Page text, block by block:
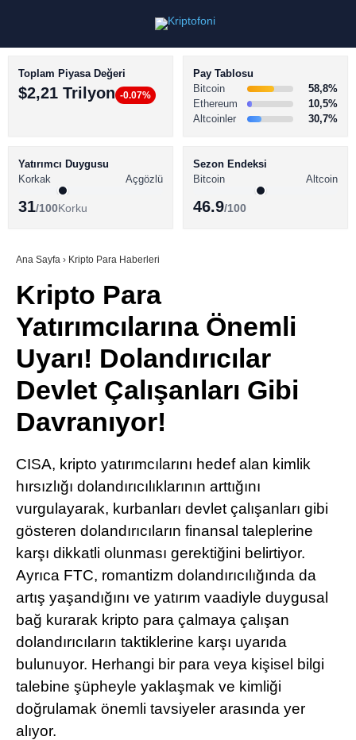
TikTok
Telegram
BİTCOİN HABERLERİ
ALTCOİN HABERLERİ
SÖZLÜK
Toplam Piyasa Değeri
$2,21 Trilyon -0.07%
Pay Tablosu
Bitcoin
58,8%
Ethereum
10,5%
Altcoinler
30,7%
Yatırımcı Duygusu
Korkak
Açgözlü
31/100Korku
Sezon Endeksi
Bitcoin
Altcoin
46.9/100
Ana Sayfa › Kripto Para Haberleri
Kripto Para
Yatırımcılarına Önemli
Uyarı! Dolandırıcılar
Devlet Çalışanları Gibi
Davranıyor!
CISA, kripto yatırımcılarını hedef alan kimlik
hırsızlığı dolandırıcılıklarının arttığını
vurgulayarak, kurbanları devlet çalışanları gibi
gösteren dolandırıcıların finansal taleplerine
karşı dikkatli olunması gerektiğini belirtiyor.
Ayrıca FTC, romantizm dolandırıcılığında da
artış yaşandığını ve yatırım vaadiyle duygusal
bağ kurarak kripto para çalmaya çalışan
dolandırıcıların taktiklerine karşı uyarıda
bulunuyor. Herhangi bir para veya kişisel bilgi
talebine şüpheyle yaklaşmak ve kimliği
doğrulamak önemli tavsiyeler arasında yer
alıyor.